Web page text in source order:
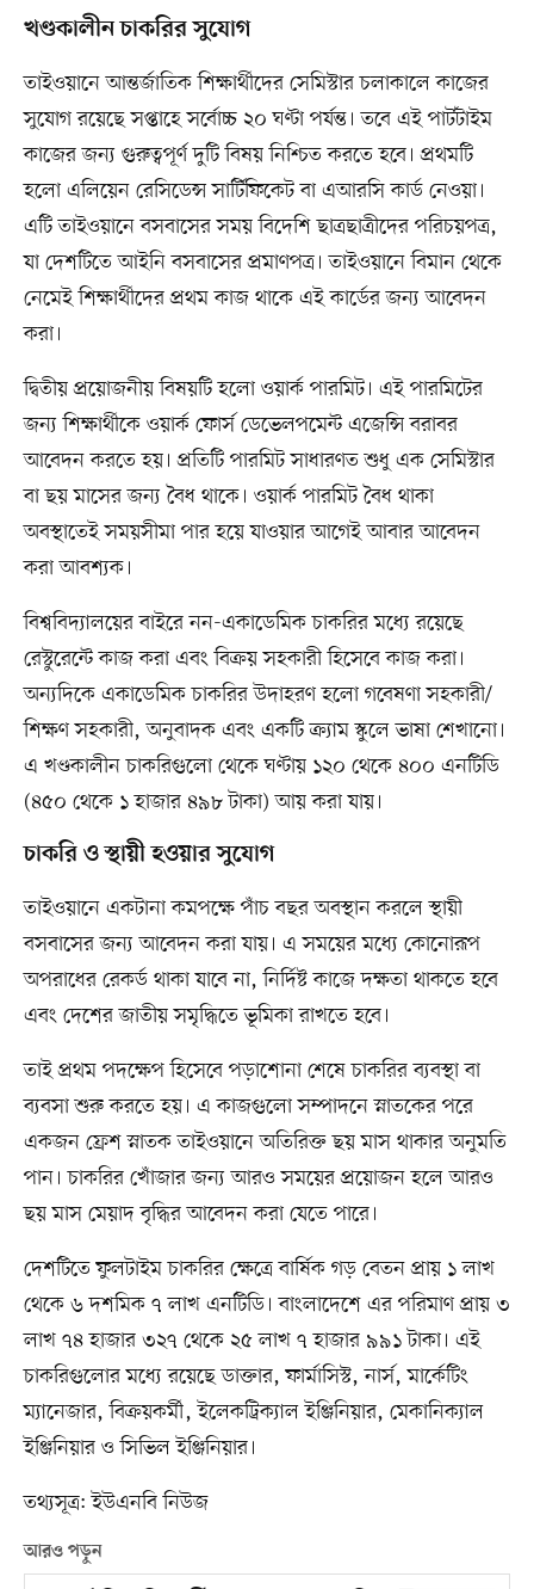
খণ্ডকালীন চাকরির সুযোগ
তাইওয়ানে আন্তর্জাতিক শিক্ষার্থীদের সেমিস্টার চলাকালে কাজের
সুযোগ রয়েছে সপ্তাহে সর্বোচ্চ ২০ ঘণ্টা পর্যন্ত। তবে এই পার্টটাইম
কাজের জন্য গুরুত্বপূর্ণ দুটি বিষয় নিশ্চিত করতে হবে। প্রথমটি
হলো এলিয়েন রেসিডেন্স সার্টিফিকেট বা এআরসি কার্ড নেওয়া।
এটি তাইওয়ানে বসবাসের সময় বিদেশি ছাত্রছাত্রীদের পরিচয়পত্র,
যা দেশটিতে আইনি বসবাসের প্রমাণপত্র। তাইওয়ানে বিমান থেকে
নেমেই শিক্ষার্থীদের প্রথম কাজ থাকে এই কার্ডের জন্য আবেদন
করা।
দ্বিতীয় প্রয়োজনীয় বিষয়টি হলো ওয়ার্ক পারমিট। এই পারমিটের
জন্য শিক্ষার্থীকে ওয়ার্ক ফোর্স ডেভেলপমেন্ট এজেন্সি বরাবর
আবেদন করতে হয়। প্রতিটি পারমিট সাধারণত শুধু এক সেমিস্টার
বা ছয় মাসের জন্য বৈধ থাকে। ওয়ার্ক পারমিট বৈধ থাকা
অবস্থাতেই সময়সীমা পার হয়ে যাওয়ার আগেই আবার আবেদন
করা আবশ্যক।
বিশ্ববিদ্যালয়ের বাইরে নন-একাডেমিক চাকরির মধ্যে রয়েছে
রেস্টুরেন্টে কাজ করা এবং বিক্রয় সহকারী হিসেবে কাজ করা।
অন্যদিকে একাডেমিক চাকরির উদাহরণ হলো গবেষণা সহকারী/
শিক্ষণ সহকারী, অনুবাদক এবং একটি ক্র্যাম স্কুলে ভাষা শেখানো।
এ খণ্ডকালীন চাকরিগুলো থেকে ঘণ্টায় ১২০ থেকে ৪০০ এনটিডি
(৪৫০ থেকে ১ হাজার ৪৯৮ টাকা) আয় করা যায়।
চাকরি ও স্থায়ী হওয়ার সুযোগ
তাইওয়ানে একটানা কমপক্ষে পাঁচ বছর অবস্থান করলে স্থায়ী
বসবাসের জন্য আবেদন করা যায়। এ সময়ের মধ্যে কোনোরূপ
অপরাধের রেকর্ড থাকা যাবে না, নির্দিষ্ট কাজে দক্ষতা থাকতে হবে
এবং দেশের জাতীয় সমৃদ্ধিতে ভূমিকা রাখতে হবে।
তাই প্রথম পদক্ষেপ হিসেবে পড়াশোনা শেষে চাকরির ব্যবস্থা বা
ব্যবসা শুরু করতে হয়। এ কাজগুলো সম্পাদনে স্নাতকের পরে
একজন ফ্রেশ স্নাতক তাইওয়ানে অতিরিক্ত ছয় মাস থাকার অনুমতি
পান। চাকরির খোঁজার জন্য আরও সময়ের প্রয়োজন হলে আরও
ছয় মাস মেয়াদ বৃদ্ধির আবেদন করা যেতে পারে।
দেশটিতে ফুলটাইম চাকরির ক্ষেত্রে বার্ষিক গড় বেতন প্রায় ১ লাখ
থেকে ৬ দশমিক ৭ লাখ এনটিডি। বাংলাদেশে এর পরিমাণ প্রায় ৩
লাখ ৭৪ হাজার ৩২৭ থেকে ২৫ লাখ ৭ হাজার ৯৯১ টাকা। এই
চাকরিগুলোর মধ্যে রয়েছে ডাক্তার, ফার্মাসিস্ট, নার্স, মার্কেটিং
ম্যানেজার, বিক্রয়কর্মী, ইলেকট্রিক্যাল ইঞ্জিনিয়ার, মেকানিক্যাল
ইঞ্জিনিয়ার ও সিভিল ইঞ্জিনিয়ার।
তথ্যসূত্র: ইউএনবি নিউজ
আরও পড়ুন